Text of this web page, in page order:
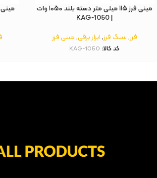
مینی فرز ۱۱۵ میلی‌ متر دسته بلند ۱۰۵۰ وات
| KAG-1050
فرز,سنگ فرز,ابزار برقی,مینی فرز
کد کالا: KAG-1050